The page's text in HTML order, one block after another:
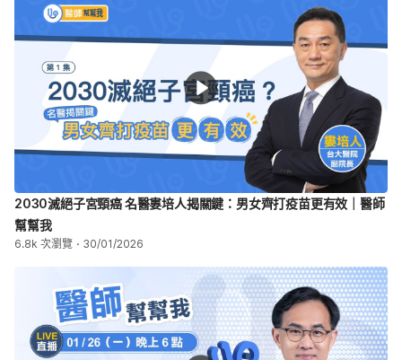
2030滅絕子宮頸癌 名醫婁培人揭關鍵：男女齊打疫苗更有效｜醫師
幫幫我
6.8k 次瀏覽 30/01/2026